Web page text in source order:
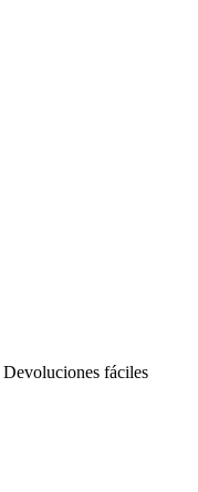
Devoluciones fáciles